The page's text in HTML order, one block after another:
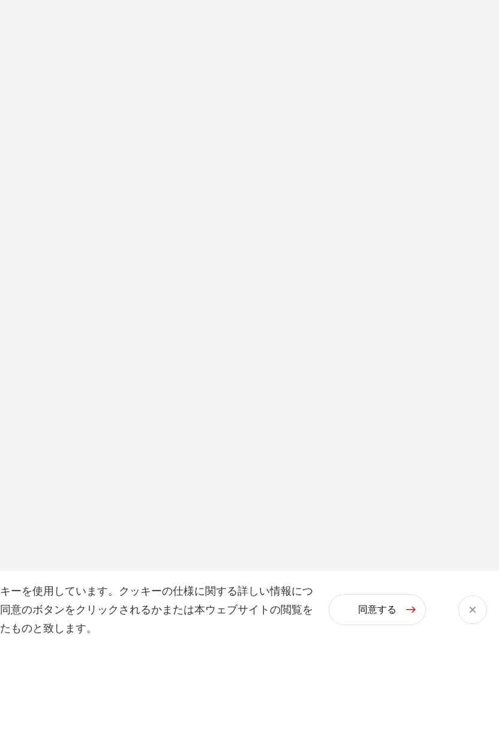
ーを使用しています。クッキーの仕様に関する詳しい情報につ
意のボタンをクリックされるかまたは本ウェブサイトの閲覧を
ものと致します。
同意する